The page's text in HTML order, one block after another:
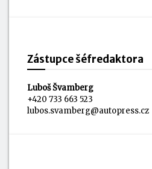
Zástupce šéfredaktora
Luboš Švamberg
+420 733 663 523
lubos.svamberg@autopress.cz